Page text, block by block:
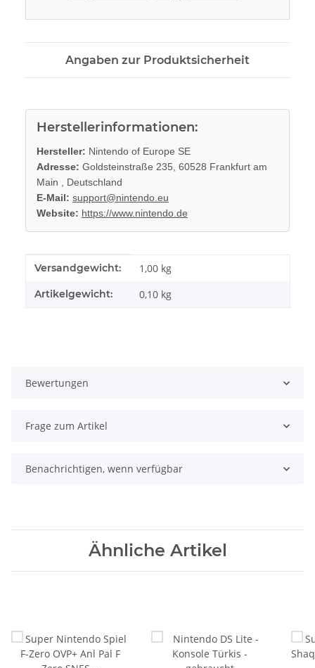
Angaben zur Produktsicherheit
Herstellerinformationen:
Hersteller: Nintendo of Europe SE
Adresse: Goldsteinstraße 235, 60528 Frankfurt am
Main , Deutschland
E-Mail: support@nintendo.eu
Website: https://www.nintendo.de
Produkteigenschaft
Wert
Versandgewicht: 1,00 kg
Artikelgewicht: 0,10 kg
Bewertungen
Frage zum Artikel
Benachrichtigen, wenn verfügbar
Ähnliche Artikel